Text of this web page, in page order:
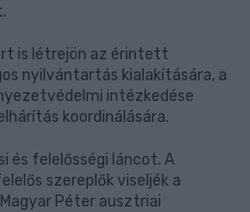
is létrejön az érintett
nyilvántartás kialakítására, a
intézkedése
koordinálására.
és felelősségi láncot. A
szereplők viseljék a
Péter ausztriai